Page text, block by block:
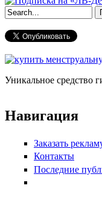
Форма поиска
Уникальное средство
Навигация
Заказать
Контакты
Последние